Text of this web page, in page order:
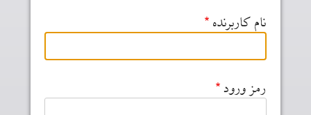
نام کاربرنده
رمز ورود